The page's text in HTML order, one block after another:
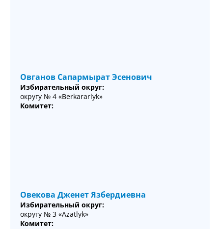
Овганов Сапармырат Эсенович
Избирательный округ:
округу № 4 «Berkararlyk»
Комитет:
Овекова Дженет Язбердиевна
Избирательный округ:
округу № 3 «Azatlyk»
Комитет: